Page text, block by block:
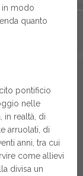
in modo
quanto
pontificio
nelle
in realtà, di
arruolati, di
anni, tra cui
come allievi
divisa un